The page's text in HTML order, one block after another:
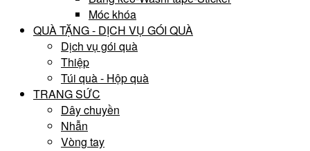
Móc khóa
QUÀ TẶNG - DỊCH VỤ GÓI QUÀ
Dịch vụ gói quà
Thiệp
Túi quà - Hộp quà
TRANG SỨC
Dây chuyền
Nhẫn
Vòng tay